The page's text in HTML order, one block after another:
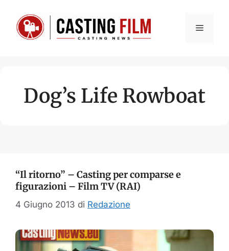
contenuto
Menu
Dog’s Life Rowboat
“Il ritorno” – Casting per comparse e
figurazioni – Film TV (RAI)
4 Giugno 2013 di Redazione